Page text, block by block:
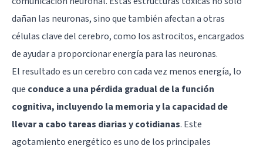
dañan las neuronas, sino que también afectan a otras
células clave del cerebro, como los astrocitos, encargados
de ayudar a proporcionar energía para las neuronas.
El resultado es un cerebro con cada vez menos energía, lo
que conduce a una pérdida gradual de la función
cognitiva, incluyendo la memoria y la capacidad de
llevar a cabo tareas diarias y cotidianas. Este
agotamiento energético es uno de los principales